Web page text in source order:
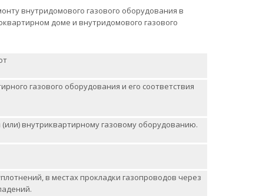
внутридомового газового оборудования в
доме и внутридомового газового
газового оборудования и его соответствия
внутриквартирному газовому оборудованию.
в местах прокладки газопроводов через